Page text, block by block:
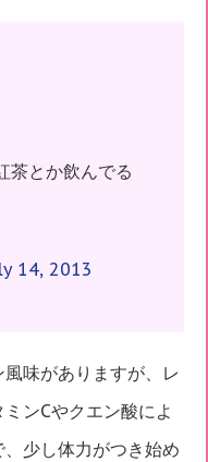
茶とか飲んでる
14, 2013
味がありますが、レ
ンCやクエン酸によ
少し体力がつき始め